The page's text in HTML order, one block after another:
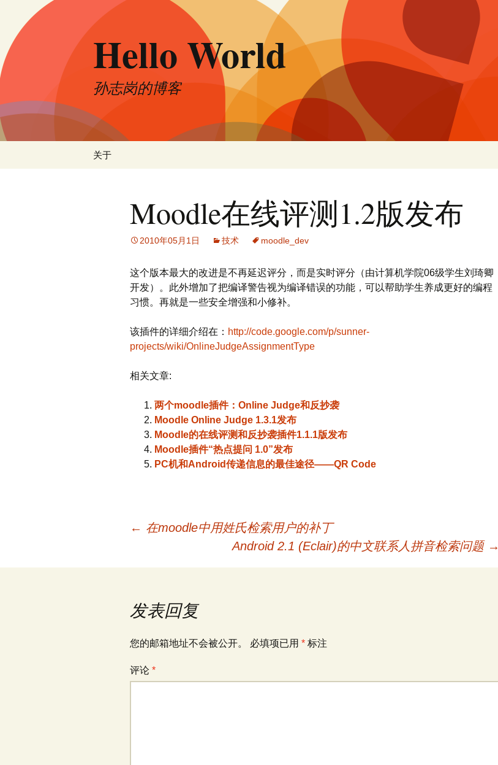
文
Hello World
孙志岗的博客
关于
Moodle在线评测1.2版发布
2010年05月1日 技术 moodle_dev
这个版本最大的改进是不再延迟评分，而是实时评分（由计算机学院06级学生刘琦卿
开发）。此外增加了把编译警告视为编译错误的功能，可以帮助学生养成更好的编程
习惯。再就是一些安全增强和小修补。
该插件的详细介绍在： http://code.google.com/p/sunner-
projects/wiki/OnlineJudgeAssignmentType
相关文章:
两个moodle插件：Online Judge和反抄袭
Moodle Online Judge 1.3.1发布
Moodle的在线评测和反抄袭插件1.1.1版发布
Moodle插件“热点提问 1.0”发布
PC机和Android传递信息的最佳途径——QR Code
章
← 在moodle中用姓氏检索用户的补丁
Android 2.1 (Eclair)的中文联系人拼音检索问题 →
发表回复
您的邮箱地址不会被公开。 必填项已用 * 标注
评论 *